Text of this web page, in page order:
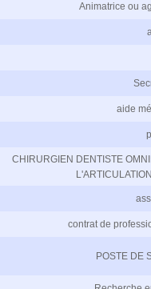
Animatrice ou
aide
CHIRURGIEN DENTISTE
contrat de
POSTE DE